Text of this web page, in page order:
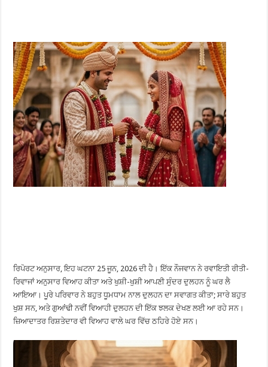
ਰਿਪੋਰਟ ਅਨੁਸਾਰ, ਇਹ ਘਟਨਾ 25 ਜੂਨ, 2026 ਦੀ ਹੈ। ਇੱਕ ਨੌਜਵਾਨ ਨੇ ਰਵਾਇਤੀ ਰੀਤੀ-
ਰਿਵਾਜਾਂ ਅਨੁਸਾਰ ਵਿਆਹ ਕੀਤਾ ਅਤੇ ਖੁਸ਼ੀ-ਖੁਸ਼ੀ ਆਪਣੀ ਸੁੰਦਰ ਦੁਲਹਨ ਨੂੰ ਘਰ ਲੈ
ਆਇਆ। ਪੂਰੇ ਪਰਿਵਾਰ ਨੇ ਬਹੁਤ ਧੂਮਧਾਮ ਨਾਲ ਦੁਲਹਨ ਦਾ ਸਵਾਗਤ ਕੀਤਾ; ਸਾਰੇ ਬਹੁਤ
ਖੁਸ਼ ਸਨ, ਅਤੇ ਗੁਆਂਢੀ ਨਵੀਂ ਵਿਆਹੀ ਦੁਲਹਨ ਦੀ ਇੱਕ ਝਲਕ ਦੇਖਣ ਲਈ ਆ ਰਹੇ ਸਨ।
ਜ਼ਿਆਦਾਤਰ ਰਿਸ਼ਤੇਦਾਰ ਵੀ ਵਿਆਹ ਵਾਲੇ ਘਰ ਵਿੱਚ ਠਹਿਰੇ ਹੋਏ ਸਨ।